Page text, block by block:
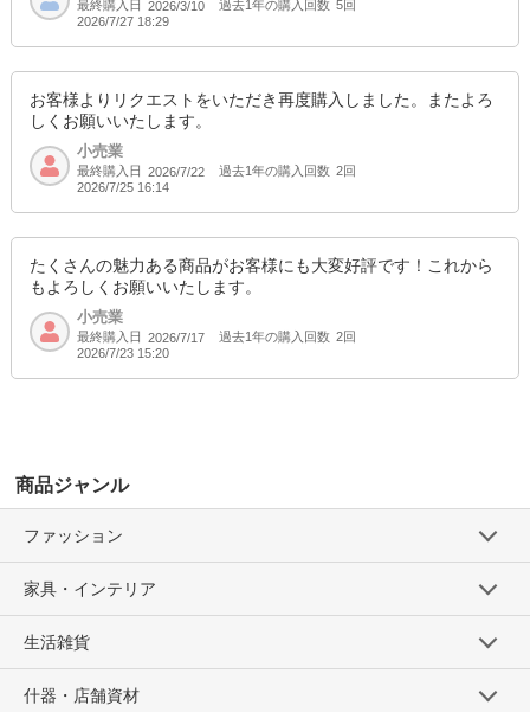
最終購入日 2026/3/10 過去1年の購入回数 5回
2026/7/27 18:29
お客様よりリクエストをいただき再度購入しました。またよろ
しくお願いいたします。
小売業
最終購入日 2026/7/22 過去1年の購入回数 2回
2026/7/25 16:14
たくさんの魅力ある商品がお客様にも大変好評です！これから
もよろしくお願いいたします。
小売業
最終購入日 2026/7/17 過去1年の購入回数 2回
2026/7/23 15:20
商品ジャンル
ファッション
家具・インテリア
生活雑貨
什器・店舗資材